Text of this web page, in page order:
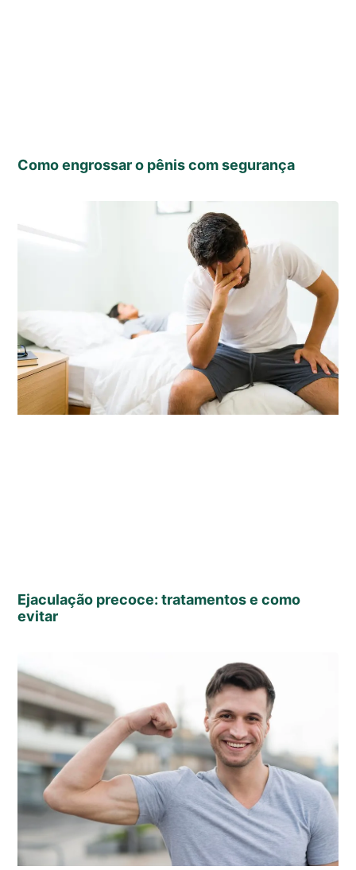
Como engrossar o pênis com segurança
Ejaculação precoce: tratamentos e como
evitar